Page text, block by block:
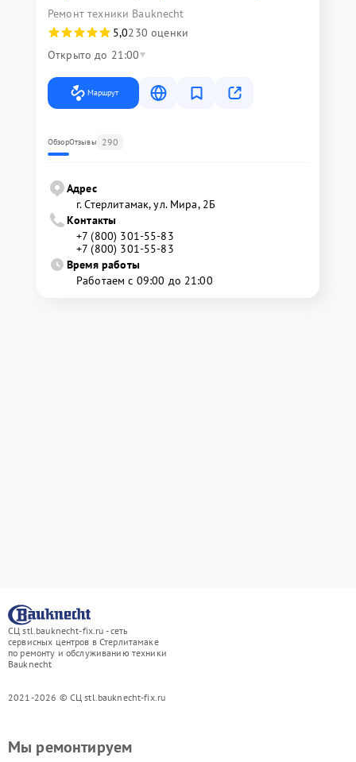
Ремонт техники Bauknecht
5,0230 оценки
Открыто до 21:00
Маршрут
ОбзорОтзывы 290
Адрес
г. Стерлитамак, ул. Мира, 2Б
Контакты
+7 (800) 301-55-83
+7 (800) 301-55-83
Время работы
Работаем с 09:00 до 21:00
СЦ stl.bauknecht-fix.ru - сеть
сервисных центров в Стерлитамаке
по ремонту и обслуживанию техники
Bauknecht
2021-2026 © СЦ stl.bauknecht-fix.ru
Мы ремонтируем